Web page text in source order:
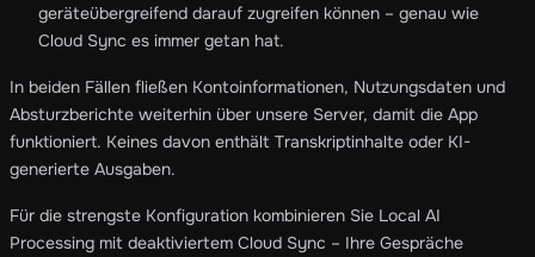
geräteübergreifend darauf zugreifen können – genau wie
Cloud Sync es immer getan hat.
In beiden Fällen fließen Kontoinformationen, Nutzungsdaten und
Absturzberichte weiterhin über unsere Server, damit die App
funktioniert. Keines davon enthält Transkriptinhalte oder KI-
generierte Ausgaben.
Für die strengste Konfiguration kombinieren Sie Local AI
Processing mit deaktiviertem Cloud Sync – Ihre Gespräche